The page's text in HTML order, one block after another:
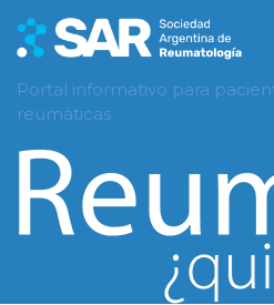
Portal informativo para
reumáticas